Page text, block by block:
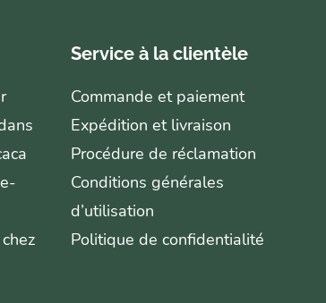
Service à la clientèle
Commande et paiement
Expédition et livraison
Procédure de réclamation
Conditions générales
d’utilisation
Politique de confidentialité